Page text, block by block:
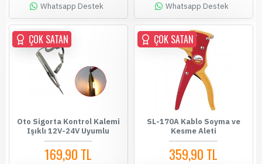
Whatsapp Destek
Whatsapp Destek
ÇOK SATAN
ÇOK SATAN
Oto Sigorta Kontrol Kalemi
Işıklı 12V-24V Uyumlu
169,90 TL
ÇOK SATAN
SL-170A Kablo Soyma ve
Kesme Aleti
359,90 TL